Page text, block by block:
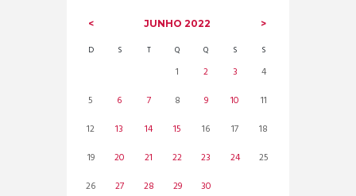
JUNHO 2022
D S T Q Q S S
1 2 3
4
5
6 7 8 9 10
11
12
13 14 15 16 17
18
19
20 21 22 23 24
25
26
27 28 29 30